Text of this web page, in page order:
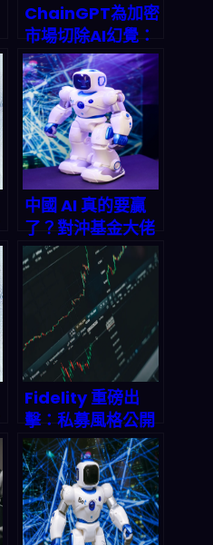
ChainGPT為加密
市場切除AI幻覺：
CoinGecko认证
的透明度突破如何
改写2026金融游
戏规则
中國 AI 真的要贏
了？對沖基金大佬
曝祕密：成本不到
美國 1/10，2026
年將收割 2.5 兆美
元市場！
Fidelity 重磅出
擊：私募風格公開
投資模型如何顛覆
2026 年市場遊戲
規則？